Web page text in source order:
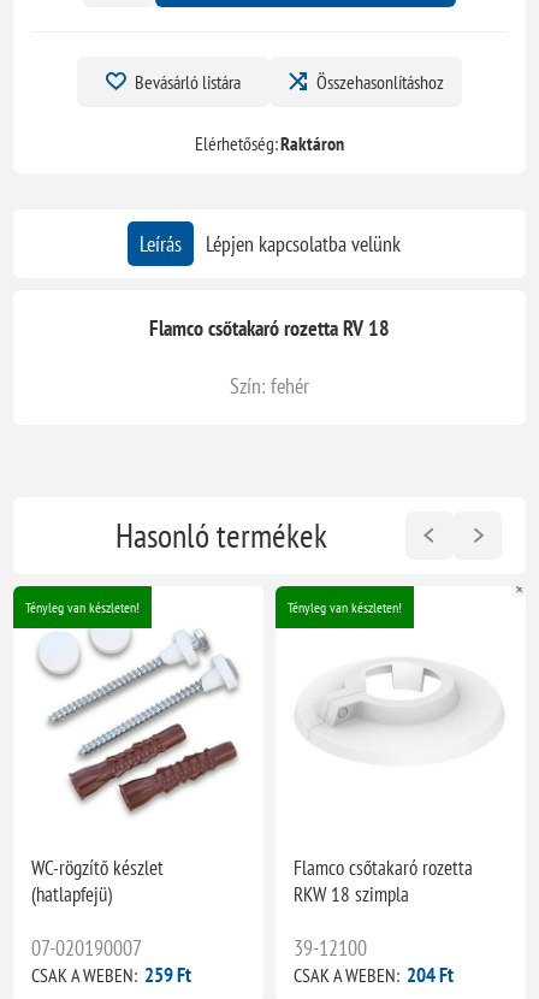
Bevásárló listára Összehasonlításhoz
Elérhetőség:Raktáron
Leírás Lépjen kapcsolatba velünk
Flamco csőtakaró rozetta RV 18
Szín: fehér
Hasonló termékek
Tényleg van készleten!
WC-rögzítő készlet
(hatlapfejü)
07-020190007
CSAK A WEBEN: 259 Ft
Tényleg van készleten!
Flamco csőtakaró rozetta
RKW 18 szimpla
39-12100
CSAK A WEBEN: 204 Ft